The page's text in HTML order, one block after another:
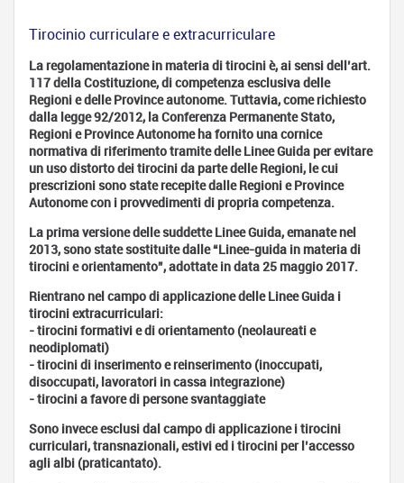
alle
relazioni
- Addetto
alle
relazioni
esterne
Addetto stampa
nelle Pubbliche
Amministrazioni
- Giornalista
Pubblicista
Addetto
alle
relazioni
Tirocinio curriculare e extracurriculare
La regolamentazione in materia di tirocini è, ai sensi dell’art.
117 della Costituzione, di competenza esclusiva delle
Regioni e delle Province autonome. Tuttavia, come richiesto
dalla legge 92/2012, la Conferenza Permanente Stato,
Regioni e Province Autonome ha fornito una cornice
normativa di riferimento tramite delle Linee Guida per evitare
un uso distorto dei tirocini da parte delle Regioni, le cui
prescrizioni sono state recepite dalle Regioni e Province
Autonome con i provvedimenti di propria competenza.
La prima versione delle suddette Linee Guida, emanate nel
2013, sono state sostituite dalle “Linee-guida in materia di
tirocini e orientamento”, adottate in data 25 maggio 2017.
Rientrano nel campo di applicazione delle Linee Guida i
tirocini extracurriculari:
- tirocini formativi e di orientamento (neolaureati e
neodiplomati)
- tirocini di inserimento e reinserimento (inoccupati,
disoccupati, lavoratori in cassa integrazione)
- tirocini a favore di persone svantaggiate
Sono invece esclusi dal campo di applicazione i tirocini
curriculari, transnazionali, estivi ed i tirocini per l’accesso
agli albi (praticantato).